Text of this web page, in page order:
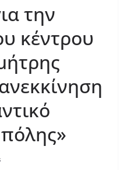
την
κέντρου